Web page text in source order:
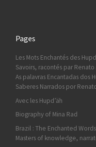
Pages
Les Mots Enchantés des
Savoirs, racontés par Renato
As palavras Encantadas dos
Saberes Narrados por
Avec les Hupd’äh
Biography of Mina Rad
Brazil : The Enchanted
Masters of knowledge,